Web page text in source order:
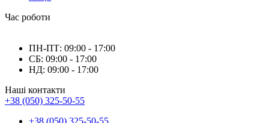
Час роботи
ПН-ПТ: 09:00 - 17:00
СБ: 09:00 - 17:00
НД: 09:00 - 17:00
Наші контакти
+38 (050) 325-50-55